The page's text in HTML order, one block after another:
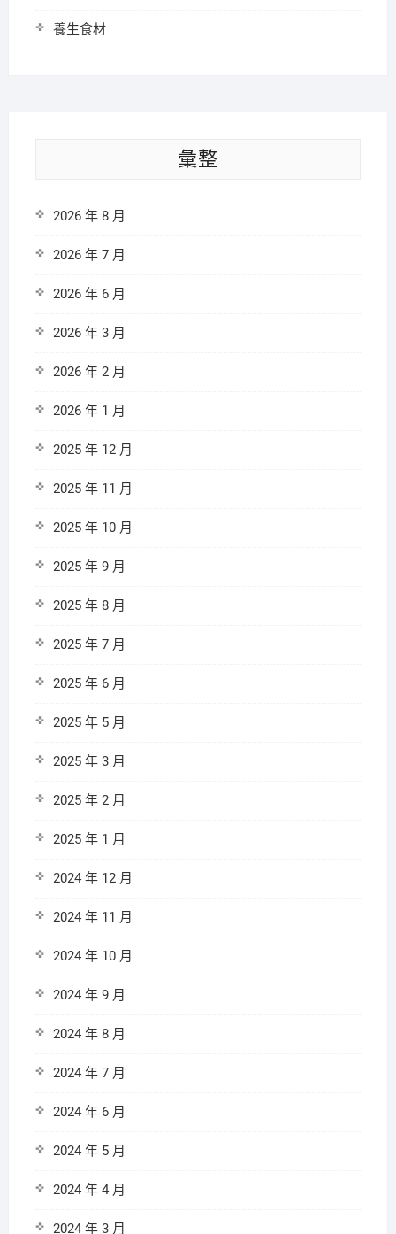
養生食材
彙整
2026 年 8 月
2026 年 7 月
2026 年 6 月
2026 年 3 月
2026 年 2 月
2026 年 1 月
2025 年 12 月
2025 年 11 月
2025 年 10 月
2025 年 9 月
2025 年 8 月
2025 年 7 月
2025 年 6 月
2025 年 5 月
2025 年 3 月
2025 年 2 月
2025 年 1 月
2024 年 12 月
2024 年 11 月
2024 年 10 月
2024 年 9 月
2024 年 8 月
2024 年 7 月
2024 年 6 月
2024 年 5 月
2024 年 4 月
2024 年 3 月